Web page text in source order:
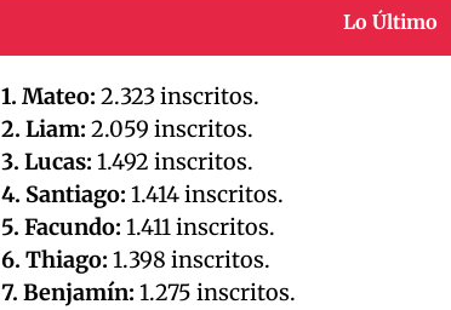
Lo Último
1. Mateo: 2.323 inscritos.
2. Liam: 2.059 inscritos.
3. Lucas: 1.492 inscritos.
4. Santiago: 1.414 inscritos.
5. Facundo: 1.411 inscritos.
6. Thiago: 1.398 inscritos.
7. Benjamín: 1.275 inscritos.